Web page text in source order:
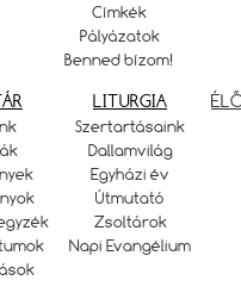
Címkék
Pályázatok
Benned bízom!
LITURGIA
Szertartásaink
Dallamvilág
Egyházi év
Útmutató
Zsoltárok
Napi Evangélium